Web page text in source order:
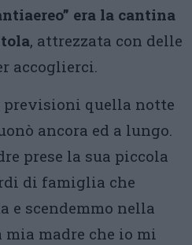
era la cantina
, attrezzata con delle
accoglierci.
previsioni quella notte
ancora ed a lungo.
prese la sua piccola
di famiglia che
e scendemmo nella
mia madre che io mi